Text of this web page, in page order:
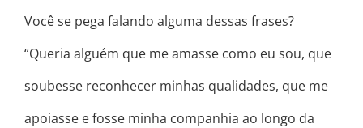
Você se pega falando alguma dessas frases?
“Queria alguém que me amasse como eu sou, que
soubesse reconhecer minhas qualidades, que me
apoiasse e fosse minha companhia ao longo da